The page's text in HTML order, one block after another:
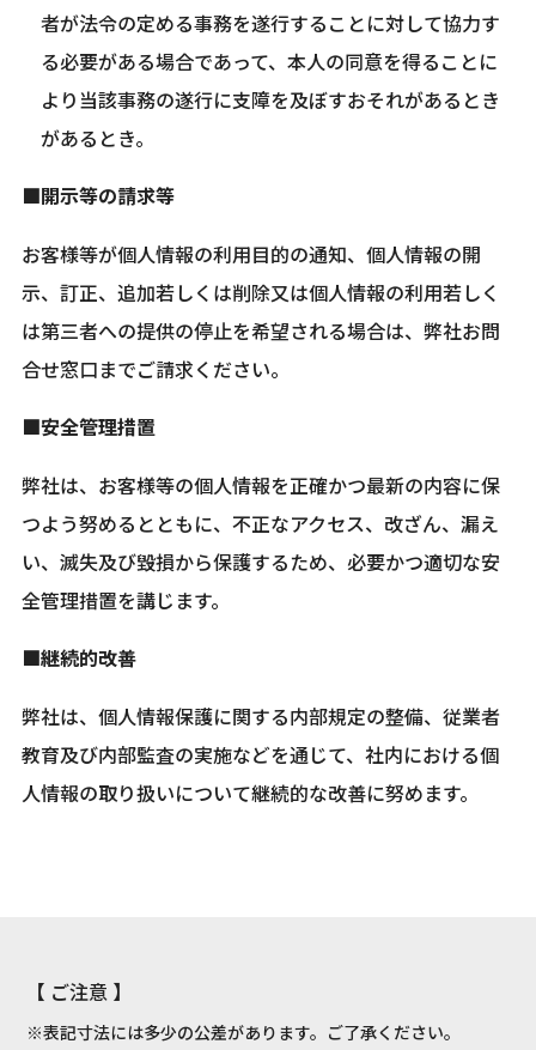
者が法令の定める事務を遂行することに対して協力す
る必要がある場合であって、本人の同意を得ることに
より当該事務の遂行に支障を及ぼすおそれがあるとき
があるとき。
■開示等の請求等
お客様等が個人情報の利用目的の通知、個人情報の開
示、訂正、追加若しくは削除又は個人情報の利用若しく
は第三者への提供の停止を希望される場合は、弊社お問
合せ窓口までご請求ください。
■安全管理措置
弊社は、お客様等の個人情報を正確かつ最新の内容に保
つよう努めるとともに、不正なアクセス、改ざん、漏え
い、滅失及び毀損から保護するため、必要かつ適切な安
全管理措置を講じます。
■継続的改善
弊社は、個人情報保護に関する内部規定の整備、従業者
教育及び内部監査の実施などを通じて、社内における個
人情報の取り扱いについて継続的な改善に努めます。
【 ご注意 】
※表記寸法には多少の公差があります。ご了承ください。